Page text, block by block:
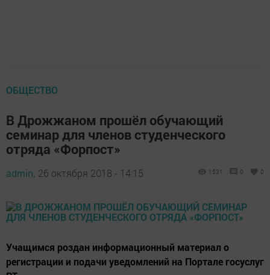
ОБЩЕСТВО
В Дрожжаном прошёл обучающий
семинар для членов студенческого
отряда «Форпост»
admin, 26 октября 2018 - 14:15 1531 0 0
Учащимся роздан информационный материал о
регистрации и подачи уведомлений на Портале госуслуг